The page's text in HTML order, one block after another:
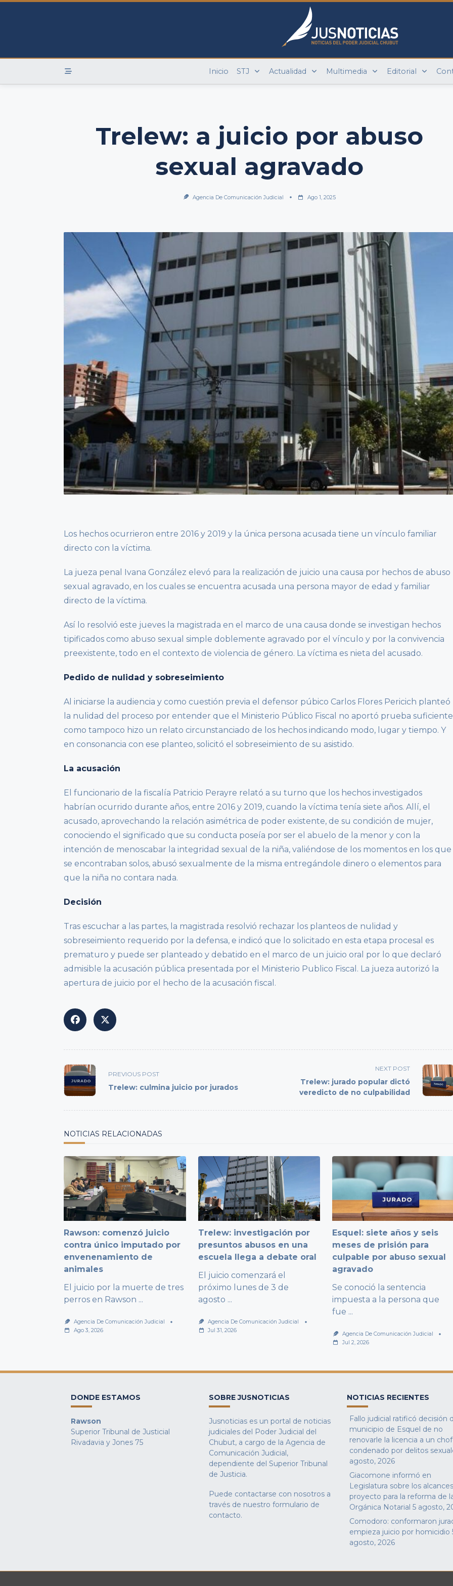
Skip
Inicio STJ Actualidad Multimedia Editorial
Trelew: a juicio por abuso
sexual agravado
Agencia De Comunicación Judicial Ago 1, 2025
Los hechos ocurrieron entre 2016 y 2019 y la única persona acusada tiene un vínculo familiar
directo con la víctima.
La jueza penal Ivana González elevó para la realización de juicio una causa por hechos de abuso
sexual agravado, en los cuales se encuentra acusada una persona mayor de edad y familiar
directo de la víctima.
Así lo resolvió este jueves la magistrada en el marco de una causa donde se investigan hechos
tipificados como abuso sexual simple doblemente agravado por el vínculo y por la convivencia
preexistente, todo en el contexto de violencia de género. La víctima es nieta del acusado.
Pedido de nulidad y sobreseimiento
Al iniciarse la audiencia y como cuestión previa el defensor púbico Carlos Flores Pericich planteó
la nulidad del proceso por entender que el Ministerio Público Fiscal no aportó prueba
como tampoco hizo un relato circunstanciado de los hechos indicando modo, lugar y tiempo. Y
en consonancia con ese planteo, solicitó el sobreseimiento de su asistido.
La acusación
El funcionario de la fiscalía Patricio Perayre relató a su turno que los hechos investigados
habrían ocurrido durante años, entre 2016 y 2019, cuando la víctima tenía siete años. Allí, el
acusado, aprovechando la relación asimétrica de poder existente, de su condición de mujer,
conociendo el significado que su conducta poseía por ser el abuelo de la menor y con la
intención de menoscabar la integridad sexual de la niña, valiéndose de los momentos en los que
se encontraban solos, abusó sexualmente de la misma entregándole dinero o elementos para
que la niña no contara nada.
Decisión
Tras escuchar a las partes, la magistrada resolvió rechazar los planteos de nulidad y
sobreseimiento requerido por la defensa, e indicó que lo solicitado en esta etapa procesal es
prematuro y puede ser planteado y debatido en el marco de un juicio oral por lo que declaró
admisible la acusación pública presentada por el Ministerio Publico Fiscal. La jueza autorizó la
apertura de juicio por el hecho de la acusación fiscal.
<span
class="nav-
subtitle
PREVIOUS POST
Trelew: culmina juicio por jurados
NEXT POST
Trelew: jurado popular dictó
veredicto de no culpabilidad
NOTICIAS RELACIONADAS
Rawson: comenzó juicio
contra único imputado por
envenenamiento de
animales
El juicio por la muerte de tres
perros en Rawson ...
Agencia De Comunicación Judicial
Ago 3, 2026
Trelew: investigación por
presuntos abusos en una
escuela llega a debate oral
El juicio comenzará el
próximo lunes de 3 de
agosto ...
Agencia De Comunicación Judicial
Jul 31, 2026
Esquel: siete años y seis
meses de prisión para
culpable por abuso sexual
agravado
Se conoció la sentencia
impuesta a la persona que
fue ...
Agencia De Comunicación Judicial
Jul 2, 2026
DONDE ESTAMOS
Rawson
Superior Tribunal de Justicial
Rivadavia y Jones 75
SOBRE JUSNOTICIAS
Jusnoticias es un portal de noticias
judiciales del Poder Judicial del
Chubut, a cargo de la Agencia de
Comunicación Judicial,
dependiente del Superior Tribunal
de Justicia.
Puede contactarse con nosotros a
través de nuestro formulario de
contacto.
NOTICIAS RECIENTES
Fallo judicial ratificó decisión
municipio de Esquel de no
renovarle la licencia a un
condenado por delitos
agosto, 2026
Giacomone informó en
Legislatura sobre los
proyecto para la reforma de
Orgánica Notarial 5 agosto,
Comodoro: conformaron
empieza juicio por homicidio
agosto, 2026